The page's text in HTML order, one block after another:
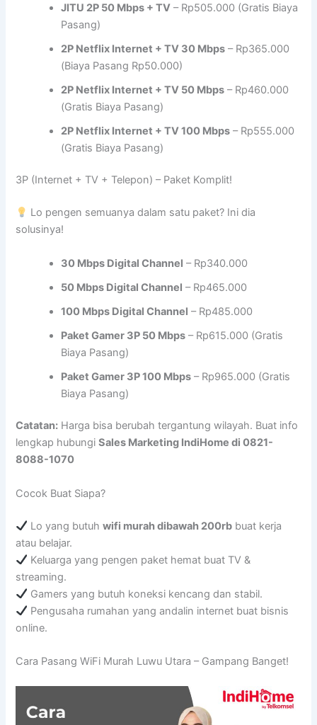
JITU 2P 50 Mbps + TV – Rp505.000 (Gratis Biaya
Pasang)
2P Netflix Internet + TV 30 Mbps – Rp365.000
(Biaya Pasang Rp50.000)
2P Netflix Internet + TV 50 Mbps – Rp460.000
(Gratis Biaya Pasang)
2P Netflix Internet + TV 100 Mbps – Rp555.000
(Gratis Biaya Pasang)
3P (Internet + TV + Telepon) – Paket Komplit!
Lo pengen semuanya dalam satu paket? Ini dia
solusinya!
30 Mbps Digital Channel – Rp340.000
50 Mbps Digital Channel – Rp465.000
100 Mbps Digital Channel – Rp485.000
Paket Gamer 3P 50 Mbps – Rp615.000 (Gratis
Biaya Pasang)
Paket Gamer 3P 100 Mbps – Rp965.000 (Gratis
Biaya Pasang)
Catatan: Harga bisa berubah tergantung wilayah. Buat info
lengkap hubungiSales Marketing IndiHome di 0821-
8088-1070
Cocok Buat Siapa?
Lo yang butuhwifi murah dibawah 200rb buat kerja
atau belajar.
Keluarga yang pengen paket hemat buat TV &
streaming.
Gamers yang butuh koneksi kencang dan stabil.
Pengusaha rumahan yang andalin internet buat bisnis
online.
Cara Pasang WiFi Murah Luwu Utara – Gampang Banget!